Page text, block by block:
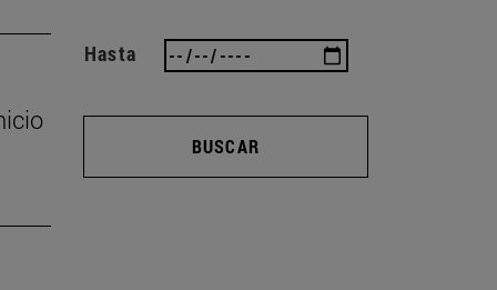
Hasta
BUSCAR